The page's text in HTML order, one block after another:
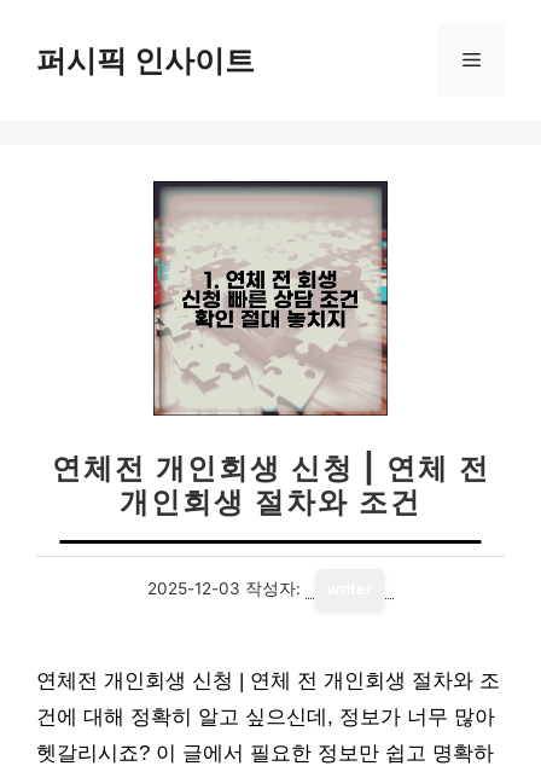
퍼시픽 인사이트 메
연체전 개인회생 신청 | 연체 전
개인회생 절차와 조건
2025-12-03 작성자:
연체전 개인회생 신청 | 연체 전 개인회생 절차와 조
건에 대해 정확히 알고 싶으신데, 정보가 너무 많아
헷갈리시죠? 이 글에서 필요한 정보만 쉽고 명확하